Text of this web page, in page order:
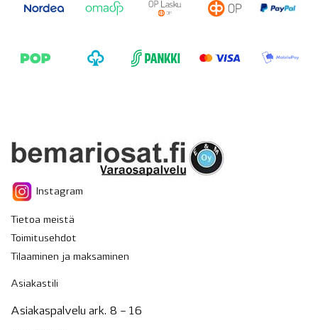
Instagram
Tietoa meistä
Toimitusehdot
Tilaaminen ja maksaminen
Asiakastili
Asiakaspalvelu ark. 8 – 16